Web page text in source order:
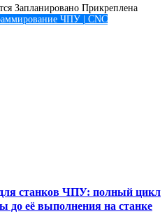
Запланировано Прикреплена
ЧПУ | CNC
для станков ЧПУ: полный цикл
до её выполнения на станке